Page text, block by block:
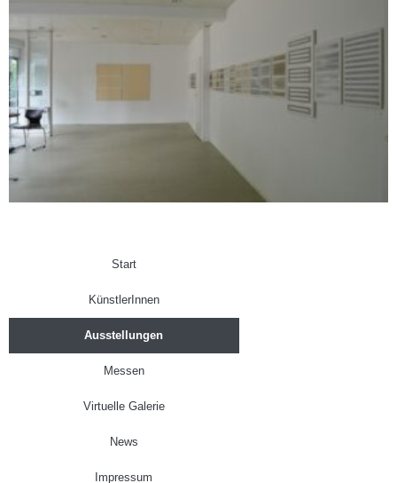
Start
KünstlerInnen
Ausstellungen
Messen
Virtuelle Galerie
News
Impressum